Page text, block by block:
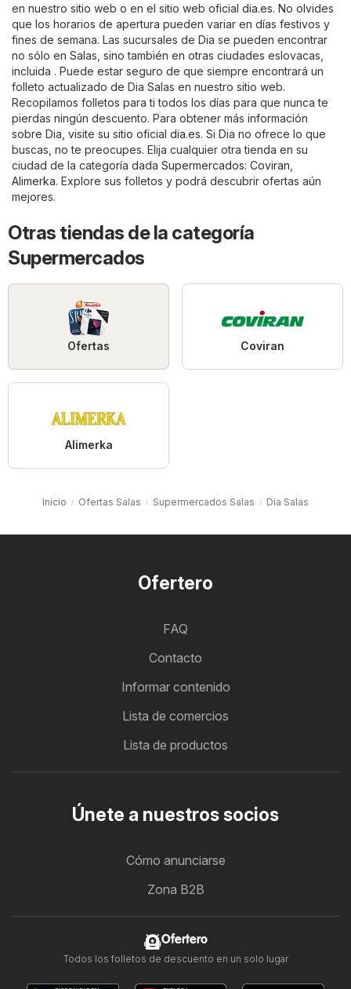
en nuestro sitio web o en el sitio web oficial dia.es. No olvides
que los horarios de apertura pueden variar en días festivos y
fines de semana. Las sucursales de Dia se pueden encontrar
no sólo en Salas, sino también en otras ciudades eslovacas,
incluida . Puede estar seguro de que siempre encontrará un
folleto actualizado de Dia Salas en nuestro sitio web.
Recopilamos folletos para ti todos los días para que nunca te
pierdas ningún descuento. Para obtener más información
sobre Dia, visite su sitio oficial dia.es. Si Dia no ofrece lo que
buscas, no te preocupes. Elija cualquier otra tienda en su
ciudad de la categoría dada Supermercados: Coviran
Alimerka. Explore sus folletos y podrá descubrir ofertas aún
mejores.
Otras tiendas de la categoría
Supermercados
Ofertas Coviran
Alimerka
Inicio Ofertas Salas Supermercados Salas Dia Salas
Ofertero
FAQ
Contacto
Informar contenido
Lista de comercios
Lista de productos
Únete a nuestros socios
Cómo anunciarse
Zona B2B
Ofertero
Todos los folletos de descuento en un solo lugar